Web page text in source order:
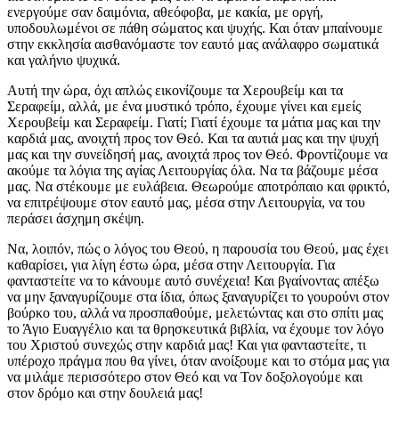
ενεργούμε σαν δαιμόνια, αθεόφοβα, με κακία, με οργή,
υποδουλωμένοι σε πάθη σώματος και ψυχής. Και όταν μπαίνουμε
στην εκκλησία αισθανόμαστε τον εαυτό μας ανάλαφρο σωματικά
και γαλήνιο ψυχικά.
Αυτή την ώρα, όχι απλώς εικονίζουμε τα Χερουβείμ και τα
Σεραφείμ, αλλά, με ένα μυστικό τρόπο, έχουμε γίνει και εμείς
Χερουβείμ και Σεραφείμ. Γιατί; Γιατί έχουμε τα μάτια μας και την
καρδιά μας, ανοιχτή προς τον Θεό. Και τα αυτιά μας και την ψυχή
μας και την συνείδησή μας, ανοιχτά προς τον Θεό. Φροντίζουμε να
ακούμε τα λόγια της αγίας Λειτουργίας όλα. Να τα βάζουμε μέσα
μας. Να στέκουμε με ευλάβεια. Θεωρούμε αποτρόπαιο και φρικτό,
να επιτρέψουμε στον εαυτό μας, μέσα στην Λειτουργία, να του
περάσει άσχημη σκέψη.
Να, λοιπόν, πώς ο λόγος του Θεού, η παρουσία του Θεού, μας έχει
καθαρίσει, για λίγη έστω ώρα, μέσα στην Λειτουργία. Για
φανταστείτε να το κάνουμε αυτό συνέχεια! Και βγαίνοντας απέξω
να μην ξαναγυρίζουμε στα ίδια, όπως ξαναγυρίζει το γουρούνι στον
βούρκο του, αλλά να προσπαθούμε, μελετώντας και στο σπίτι μας
το Άγιο Ευαγγέλιο και τα θρησκευτικά βιβλία, να έχουμε τον λόγο
του Χριστού συνεχώς στην καρδιά μας! Και για φανταστείτε, τι
υπέροχο πράγμα που θα γίνει, όταν ανοίξουμε και το στόμα μας για
να μιλάμε περισσότερο στον Θεό και να Τον δοξολογούμε και
στον δρόμο και στην δουλειά μας!